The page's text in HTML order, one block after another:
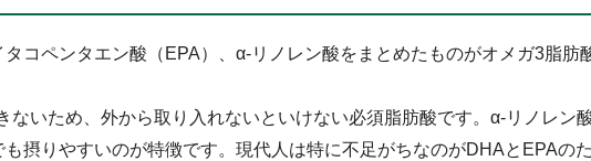
コペンタエン酸（EPA）、α-リノレン酸をまとめたものがオメガ3脂肪
ないため、外から取り入れないといけない必須脂肪酸です。α-リノレン
摂りやすいのが特徴です。現代人は特に不足がちなのがDHAとEPAのた